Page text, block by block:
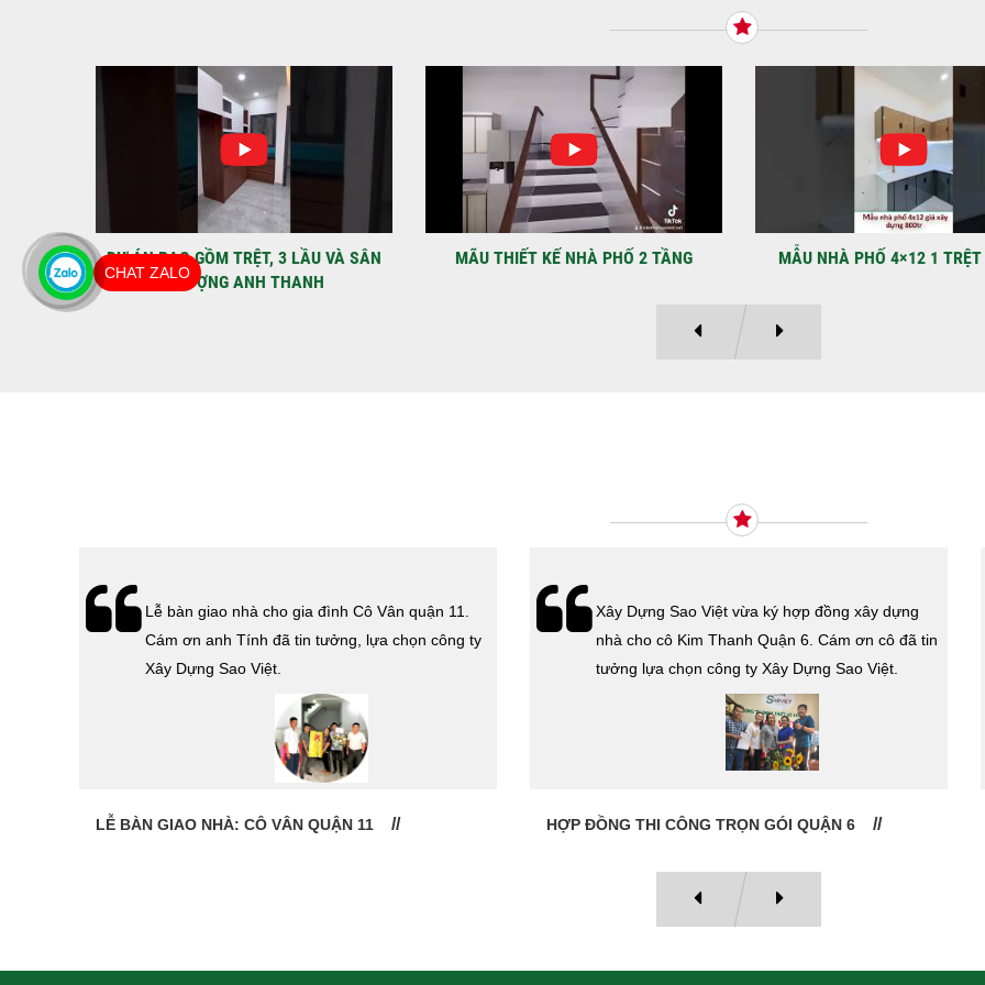
Địa
Kỳ
DỰ ÁN BAO GỒM TRỆT, 3 LẦU VÀ SÂN
THƯỢNG ANH THANH
MÃU THIẾT KẾ NHÀ PHỐ 2 TẦNG MẪU NHÀ PHỐ 4×12 1
Lễ bàn giao nhà cho gia đình Cô Vân quận 11.
Cám ơn anh Tính đã tin tưởng, lựa chọn công ty
Xây Dựng Sao Việt.
LỄ BÀN GIAO NHÀ: CÔ VÂN QUẬN 11
Xây Dựng Sao Việt vừa ký hợp đồng xây dựng
nhà cho cô Kim Thanh Quận 6. Cám ơn cô đã tin
tưởng lựa chọn công ty Xây Dựng Sao Việt.
HỢP ĐỒNG THI CÔNG TRỌN GÓI QUẬN 6
CHAT ZALO